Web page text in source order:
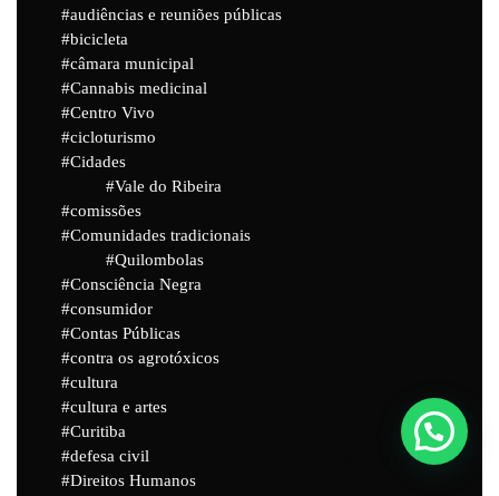
audiências e reuniões públicas
bicicleta
câmara municipal
Cannabis medicinal
Centro Vivo
cicloturismo
Cidades
Vale do Ribeira
comissões
Comunidades tradicionais
Quilombolas
Consciência Negra
consumidor
Contas Públicas
contra os agrotóxicos
cultura
cultura e artes
Curitiba
defesa civil
Direitos Humanos
Powered byJoinchat